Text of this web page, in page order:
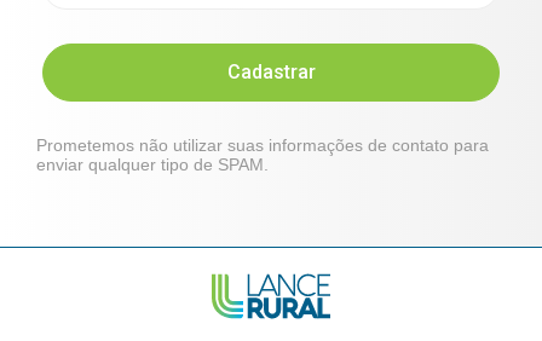
Cadastrar
Prometemos não utilizar suas informações de contato para
enviar qualquer tipo de SPAM.